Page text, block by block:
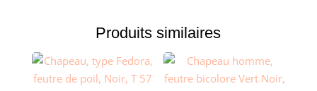
Produits similaires